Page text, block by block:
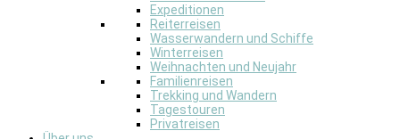
Expeditionen
Reiterreisen
Wasserwandern und Schiffe
Winterreisen
Weihnachten und Neujahr
Familienreisen
Trekking und Wandern
Tagestouren
Privatreisen